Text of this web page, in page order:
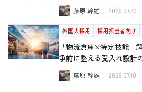
藤原 幹雄 2026.07.20
外国人採用 採用担当者向け
「物流倉庫×特定技能」
争前に整える受入れ設計
藤原 幹雄 2026.07.10